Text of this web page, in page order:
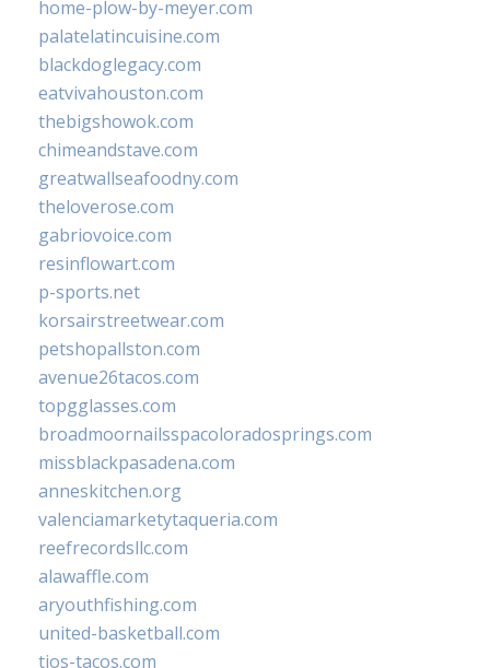
home-plow-by-meyer.com
palatelatincuisine.com
blackdoglegacy.com
eatvivahouston.com
thebigshowok.com
chimeandstave.com
greatwallseafoodny.com
theloverose.com
gabriovoice.com
resinflowart.com
p-sports.net
korsairstreetwear.com
petshopallston.com
avenue26tacos.com
topgglasses.com
broadmoornailsspacoloradosprings.com
missblackpasadena.com
anneskitchen.org
valenciamarketytaqueria.com
reefrecordsllc.com
alawaffle.com
aryouthfishing.com
united-basketball.com
tios-tacos.com